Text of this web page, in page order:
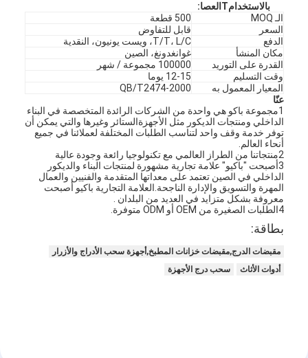
بالاستخدامT العصا:
الـ MOQ
500 قطعة
السعر
قابل للتفاوض
الدفع
T/T، L/C، ويست يونيون، النقدية
مكان المنشأ
غوانغدونغ، الصين
القدرة على التوريد
100000 مجموعة / شهر
وقت التسليم
12-15 يوما
المعيار المعمول به
QB/T2474-2000
عنّا
1مجموعة باكو هي واحدة من الشركات الرائدة المتخصصة في البناء
الداخلي ومنتجات الديكور مثل الأجهزةالستائر وغيرها والتي يمكن أن
توفر خدمة وقف واحد لتناسب الطلبات المختلفة لعملائنا في جميع
أنحاء العالم.
2منتجاتنا من الطراز العالمي مع تكنولوجيا رائعة وجودة عالية
3أصبحت "باكيو" علامة تجارية مشهورة لمنتجات البناء والديكور
الداخلي في الصين تعتمد على معداتها المتقدمة والفنيين والعمال
المهرة والتسويق والإدارة الناجحة.العلامة التجارية باكيو أصبحت
معروفة بشكل متزايد في العديد من البلدان .
4الطلبات الصغيرة من OEM أو ODM متوفرة.
بطاقة:
مقبضات الدرج,مقبضات خزانات المطبخ,أجهزة سحب الأدراج والأزرار
أدوات الأثاث
سحب درج الأجهزة